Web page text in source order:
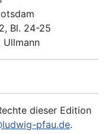
Bl. 24-25
dieser Edition
pfau.de.